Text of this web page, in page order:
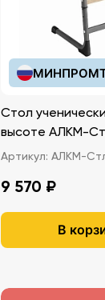
Стол
высоте АЛКМ-
Артикул: АЛКМ-
9 570 ₽
В